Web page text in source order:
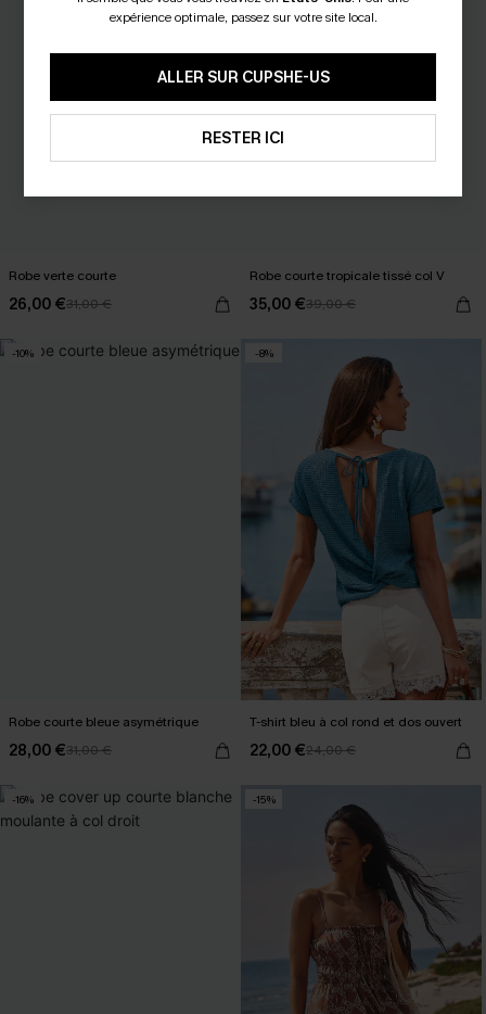
Robe verte courte
26,00 €31,00 €
Robe courte tropicale tissé col V
35,00 €39,00 €
-10%
Robe courte bleue asymétrique
28,00 €31,00 €
-8%
T-shirt bleu à col rond et dos ouvert
22,00 €24,00 €
-16% -15%
expérience optimale, passez sur votre site local.
ALLER SUR CUPSHE-US
RESTER ICI